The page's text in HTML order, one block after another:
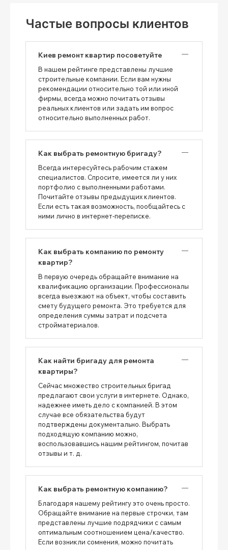
Частые вопросы клиентов
Киев ремонт квартир посоветуйте
В нашем рейтинге представлены лучшие
строительные компании. Если вам нужны
рекомендации относительно той или иной
фирмы, всегда можно почитать отзывы
реальных клиентов или задать им вопрос
относительно выполненных работ.
Как выбрать ремонтную бригаду?
Всегда интересуйтесь рабочим стажем
специалистов. Спросите, имеется ли у них
портфолио с выполненными работами.
Почитайте отзывы предыдущих клиентов.
Если есть такая возможность, пообщайтесь с
ними лично в интернет-переписке.
Как выбрать компанию по ремонту
квартир?
В первую очередь обращайте внимание на
квалификацию организации. Профессионалы
всегда выезжают на объект, чтобы составить
смету будущего ремонта. Это требуется для
определения суммы затрат и подсчета
стройматериалов.
Как найти бригаду для ремонта
квартиры?
Сейчас множество строительных бригад
предлагают свои услуги в интернете. Однако,
надежнее иметь дело с компанией. В этом
случае все обязательства будут
подтверждены документально. Выбрать
подходящую компанию можно,
воспользовавшись нашим рейтингом, почитав
отзывы и т. д.
Как выбрать ремонтную компанию?
Благодаря нашему рейтингу это очень просто.
Обращайте внимание на первые строчки, там
представлены лучшие подрядчики с самым
оптимальным соотношением цена/качество.
Если возникли сомнения, можно почитать